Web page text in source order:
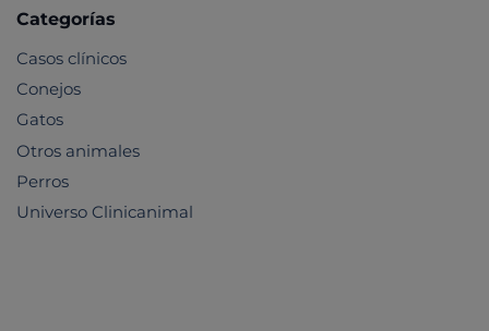
Categorías
Casos clínicos
Conejos
Gatos
Otros animales
Perros
Universo Clinicanimal